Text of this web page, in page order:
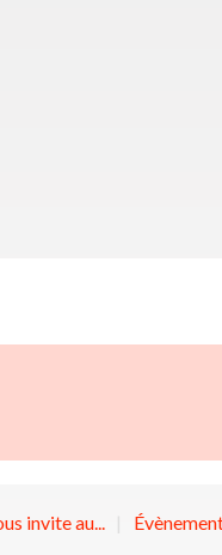
invite au...